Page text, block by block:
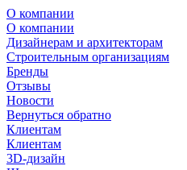
О компании
О компании
Дизайнерам и архитекторам
Строительным организациям
Бренды
Отзывы
Новости
Вернуться обратно
Клиентам
Клиентам
3D-дизайн